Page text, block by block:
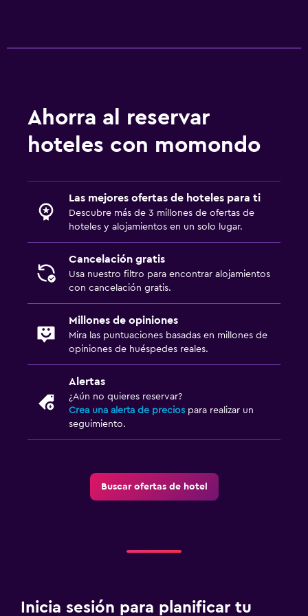
Salón de belleza
Salud y seguridad
Mosquitera
Ahorra al reservar
hoteles con momondo
Las mejores ofertas de hoteles para ti
Descubre más de 3 millones de ofertas de
hoteles y alojamientos en un solo lugar.
Cancelación gratis
Usa nuestro filtro para encontrar alojamientos
con cancelación gratis.
Millones de opiniones
Mira las puntuaciones basadas en millones de
opiniones de huéspedes reales.
Alertas
¿Aún no quieres reservar?
Crea una alerta de precios para realizar un
seguimiento.
Buscar ofertas de hotel
Inicia sesión para planificar tu